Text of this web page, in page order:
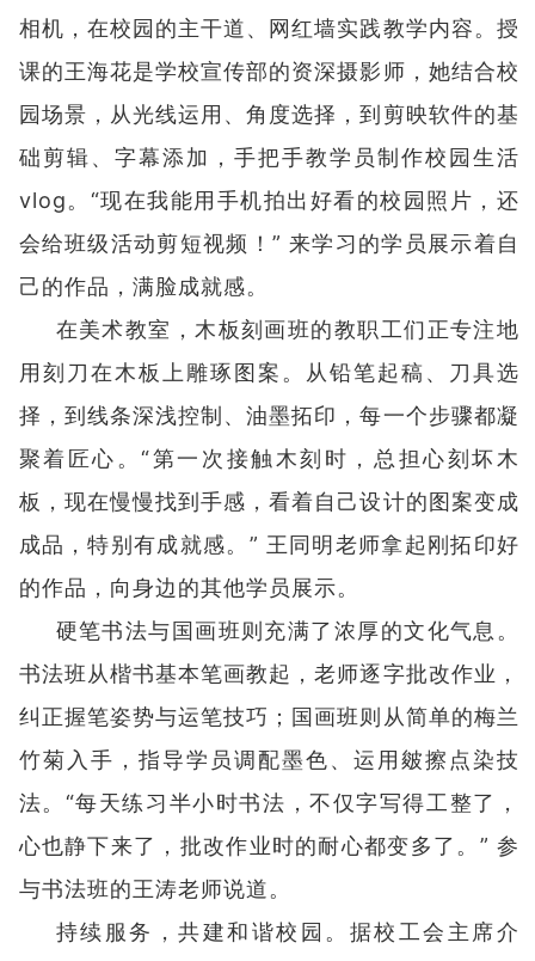
相机，在校园的主干道、网红墙实践教学内容。授
课的王海花是学校宣传部的资深摄影师，她结合校
园场景，从光线运用、角度选择，到剪映软件的基
础剪辑、字幕添加，手把手教学员制作校园生活
vlog。“现在我能用手机拍出好看的校园照片，还
会给班级活动剪短视频！” 来学习的学员展示着自
己的作品，满脸成就感。
在美术教室，木板刻画班的教职工们正专注地
用刻刀在木板上雕琢图案。从铅笔起稿、刀具选
择，到线条深浅控制、油墨拓印，每一个步骤都凝
聚着匠心。“第一次接触木刻时，总担心刻坏木
板，现在慢慢找到手感，看着自己设计的图案变成
成品，特别有成就感。” 王同明老师拿起刚拓印好
的作品，向身边的其他学员展示。
硬笔书法与国画班则充满了浓厚的文化气息。
书法班从楷书基本笔画教起，老师逐字批改作业，
纠正握笔姿势与运笔技巧；国画班则从简单的梅兰
竹菊入手，指导学员调配墨色、运用皴擦点染技
法。“每天练习半小时书法，不仅字写得工整了，
心也静下来了，批改作业时的耐心都变多了。” 参
与书法班的王涛老师说道。
持续服务，共建和谐校园。据校工会主席介